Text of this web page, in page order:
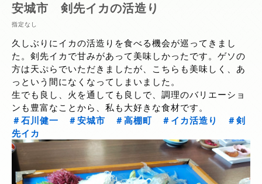
安城市 剣先イカの活造り
指定なし
久しぶりにイカの活造りを食べる機会が巡ってきまし
た。剣先イカで甘みがあって美味しかったです。ゲソの
方は天ぷらでいただきましたが、こちらも美味しく、あ
っという間になくなってしまいました。
生でも良し、火を通しても良しで、調理のバリエーショ
ンも豊富なことから、私も大好きな食材です。
＃石川健一
＃安城市 ＃高棚町 ＃イカ活造り
＃剣
先イカ